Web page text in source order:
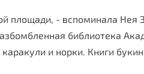
площади, - вспоминала Нея
библиотека
и норки. Книги